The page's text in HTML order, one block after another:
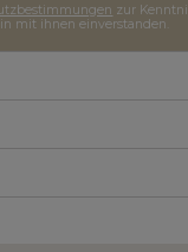
zur
mit ihnen einverstanden.